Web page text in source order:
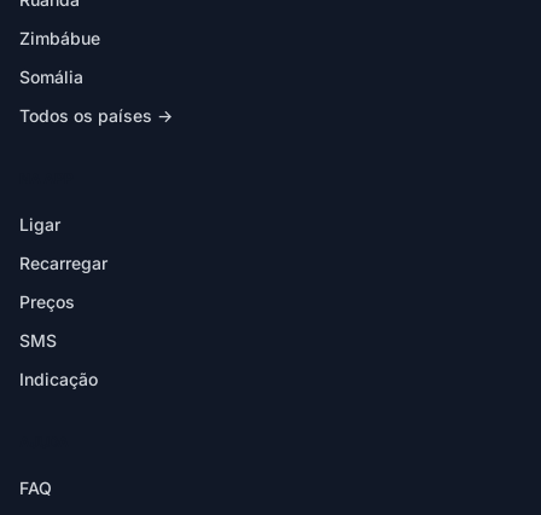
Zimbábue
Somália
Todos os países →
Ligar
Recarregar
Preços
SMS
Indicação
FAQ